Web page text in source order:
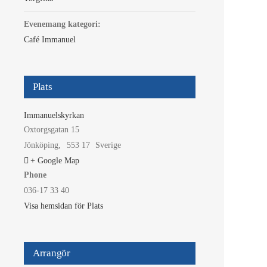
Evenemang kategori:
Café Immanuel
Plats
Immanuelskyrkan
Oxtorgsgatan 15
Jönköping, 553 17
Sverige
+ Google Map
Phone
036-17 33 40
Visa hemsidan för Plats
Arrangör